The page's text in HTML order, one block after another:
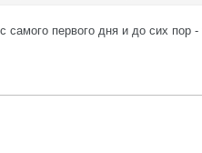
первого дня и до сих пор